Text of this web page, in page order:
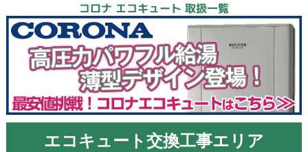
コロナ エコキュート 取扱一覧
エコキュート交換工事エリア